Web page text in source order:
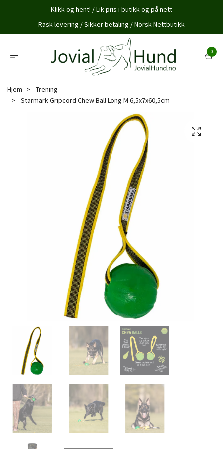
Klikk og hent! / Lik pris i butikk og på nett
Rask levering / Sikker betaling / Norsk Nettbutikk
0
Hjem
Trening
Starmark Gripcord Chew Ball Long M 6,5x7x60,5cm